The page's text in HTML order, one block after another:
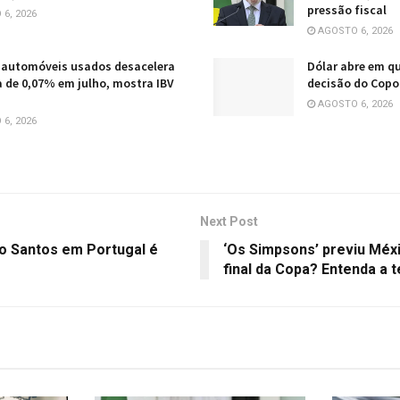
6, 2026
pressão fiscal
AGOSTO 6, 2026
automóveis usados desacelera
0,07% em julho, mostra IBV
6, 2026
Dólar abre em
decisão do
AGOSTO 6, 2026
Santos em Portugal é
Next Post
‘Os Simpsons’ previu
final da Copa? Entenda a